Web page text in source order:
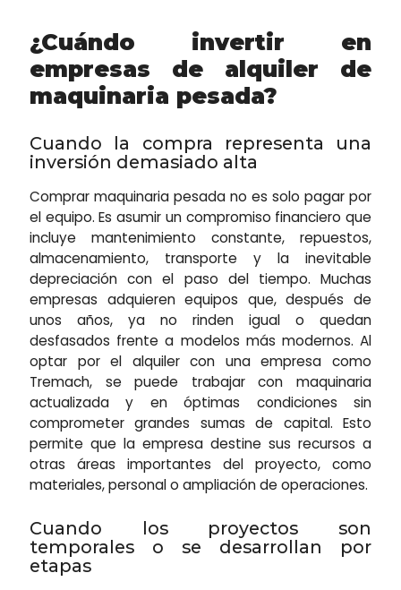
¿Cuándo invertir en
empresas de alquiler de
maquinaria pesada?
Cuando la compra representa una
inversión demasiado alta
Comprar maquinaria pesada no es solo pagar por
el equipo. Es asumir un compromiso financiero que
incluye mantenimiento constante, repuestos,
almacenamiento, transporte y la inevitable
depreciación con el paso del tiempo. Muchas
empresas adquieren equipos que, después de
unos años, ya no rinden igual o quedan
desfasados frente a modelos más modernos. Al
optar por el alquiler con una empresa como
Tremach, se puede trabajar con maquinaria
actualizada y en óptimas condiciones sin
comprometer grandes sumas de capital. Esto
permite que la empresa destine sus recursos a
otras áreas importantes del proyecto, como
materiales, personal o ampliación de operaciones.
Cuando los proyectos son
temporales o se desarrollan por
etapas